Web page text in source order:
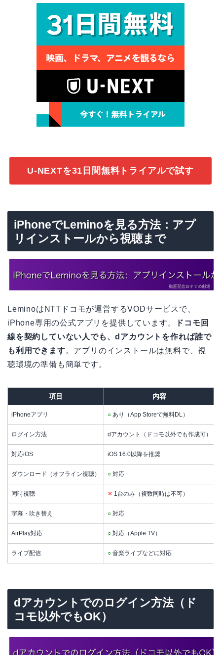
U-NEXTを31日間無料トライアルで試す
iPhoneでLeminoを見る方法：アプ
リインストールから視聴まで
LeminoはNTTドコモが運営するVODサービスで、
iPhone専用の公式アプリを提供しています。
ドコモ回
線を契約していない人でも、dアカウントを作れば誰で
も利用できます。アプリのインストールは無料で、視
聴環境の準備も簡単です。
項目 内容
iPhoneアプリ ○ あり（App Storeで無料DL）
ログイン方法 dアカウント（ドコモ以外でも作成可）
対応iOS iOS 16.0以降を推奨
ダウンロード（オフライン視聴） ○ 対応
同時視聴 ✕ 1台のみ（複数同時は不可）
字幕・吹き替え ○ 対応
AirPlay対応 ○ 対応（Apple TV）
ライブ配信 ○ 音楽ライブなどに対応
dアカウントでのログイン方法（ド
コモ以外でもOK）